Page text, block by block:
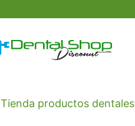
Tienda productos dentales